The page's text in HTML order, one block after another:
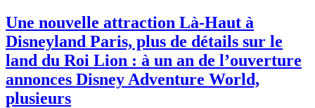
Une nouvelle attraction Là-Haut à
Disneyland Paris, plus de détails sur le
land du Roi Lion : à un an de l’ouverture
annonces Disney Adventure World,
plusieurs